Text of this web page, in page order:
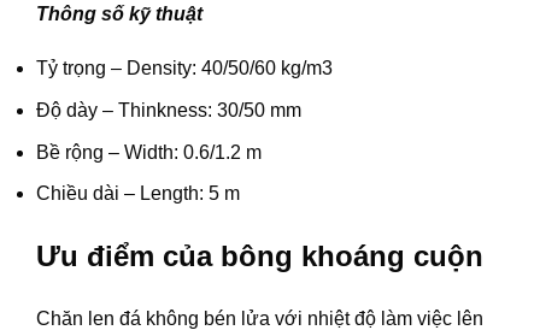
Thông số kỹ thuật
Tỷ trọng – Density: 40/50/60 kg/m3
Độ dày – Thinkness: 30/50 mm
Bề rộng – Width: 0.6/1.2 m
Chiều dài – Length: 5 m
Ưu điểm của bông khoáng cuộn
Chăn len đá không bén lửa với nhiệt độ làm việc lên